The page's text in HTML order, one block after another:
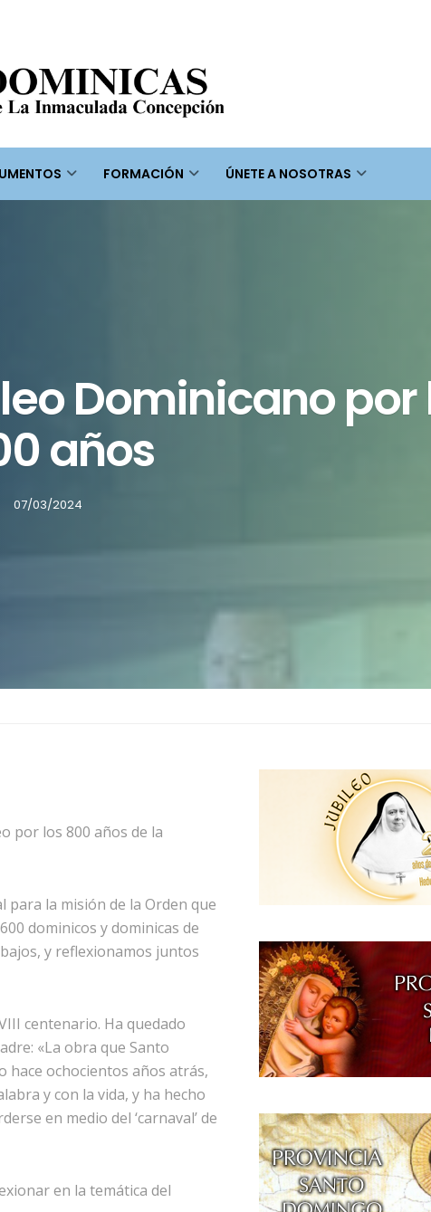
FORMACIÓN ÚNETE A NOSOTRAS
Dominicano por
años
07/03/2024
por los 800 años de la
la misión de la Orden que
dominicos y dominicas de
y reflexionamos juntos
centenario. Ha quedado
«La obra que Santo
hace ochocientos años atrás,
y con la vida, y ha hecho
en medio del ‘carnaval’ de
en la temática del